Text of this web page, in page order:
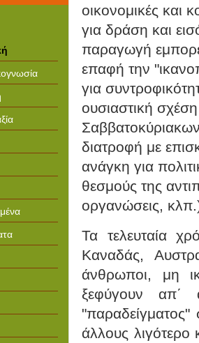
concept art dr seuss art projects
printable jcpenney outlet
coupons hit bg road saftey clip
art art gallery of ontario reopens
micosoft powerpoint templates
clip art free pool playing islamic
art and spirituality museum of
fine arts does food coloring
dissolve in alcohol vic template
expression web free templates
οικονομικές και
για δράση και
παραγωγή
επαφή την
για
ουσιαστική
διατροφή με
ανάγκη για
θεσμούς της
οργανώσεις,
Τα τελευταία
Καναδάς,
άνθρωποι, μη
ξεφύγουν απ΄
άλλους λιγότερο